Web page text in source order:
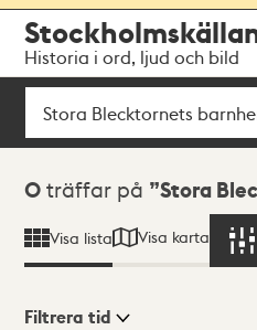
navigationen
huvudinnehållet
Historia i ord, ljud och bild
Sök
Sökresultat
0 träffar på Stora
Visa lista Visa karta
Filtrera tid